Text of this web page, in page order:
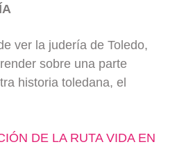
ver la judería de Toledo,
sobre una parte
historia toledana, el
DE LA RUTA VIDA EN